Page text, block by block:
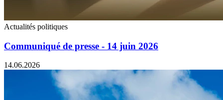
Actualités politiques
Communiqué de presse - 14 juin 2026
14.06.2026